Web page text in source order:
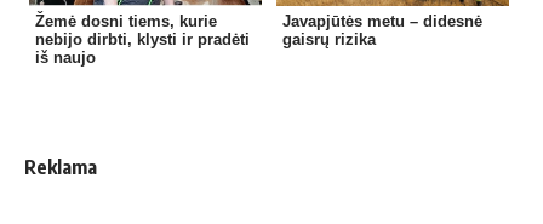
Žemė dosni tiems, kurie
nebijo dirbti, klysti ir pradėti
iš naujo
Javapjūtės metu – didesnė
gaisrų rizika
Reklama